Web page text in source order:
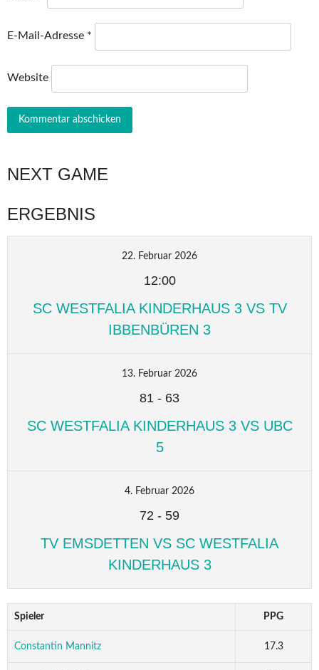
E-Mail-Adresse *
Website
NEXT GAME
ERGEBNIS
22. Februar 2026
12:00
SC WESTFALIA KINDERHAUS 3 VS TV
IBBENBÜREN 3
13. Februar 2026
81 - 63
SC WESTFALIA KINDERHAUS 3 VS UBC
5
4. Februar 2026
72 - 59
TV EMSDETTEN VS SC WESTFALIA
KINDERHAUS 3
Spieler PPG
Constantin Mannitz 17.3